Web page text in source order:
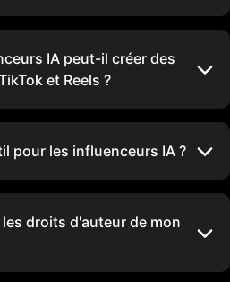
IA peut-il créer des
et Reels ?
pour les influenceurs IA ?
droits d'auteur de mon